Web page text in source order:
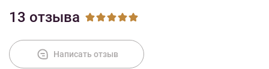
13 отзыва
Написать отзыв